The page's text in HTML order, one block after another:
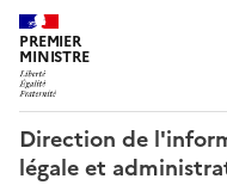
PREMIER
MINISTRE
Direction de
légale et